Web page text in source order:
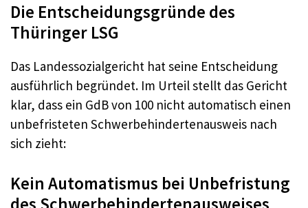
Die Entscheidungsgründe des
Thüringer LSG
Das Landessozialgericht hat seine Entscheidung
ausführlich begründet. Im Urteil stellt das Gericht
klar, dass ein GdB von 100 nicht automatisch einen
unbefristeten Schwerbehindertenausweis nach
sich zieht:
Kein Automatismus bei Unbefristung